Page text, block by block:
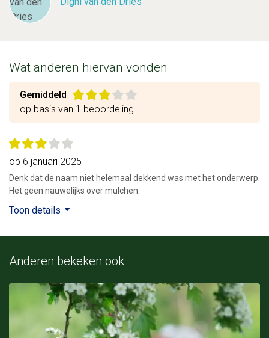
Wat anderen hiervan vonden
Gemiddeld
op basis van 1 beoordeling
op 6 januari 2025
Denk dat de naam niet helemaal dekkend was met het onderwerp.
Het geen nauwelijks over mulchen.
Toon details
Anderen bekeken ook